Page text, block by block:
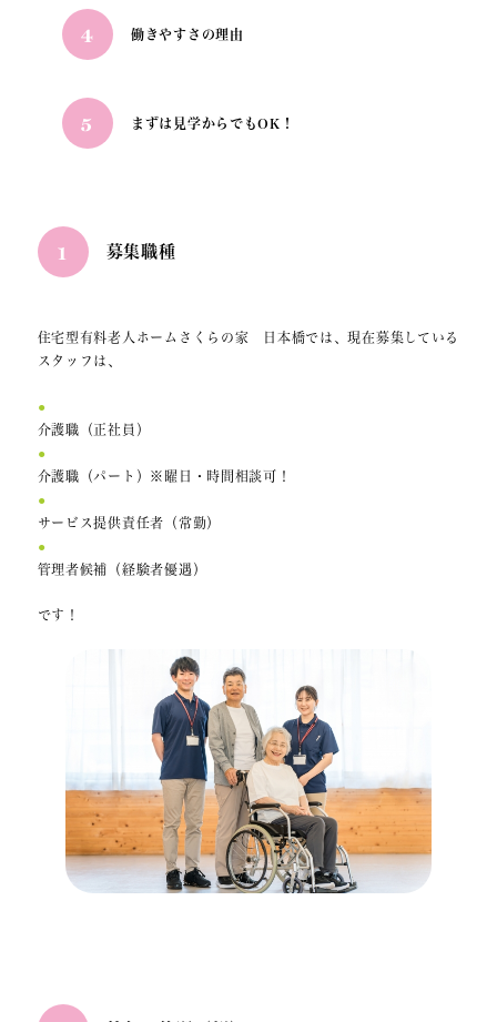
4 働きやすさの理由
5 まずは見学からでもOK！
1 募集職種
住宅型有料老人ホームさくらの家 日本橋では、現在募集している
スタッフは、
介護職（正社員）
介護職（パート）※曜日・時間相談可！
サービス提供責任者（常勤）
管理者候補（経験者優遇）
です！